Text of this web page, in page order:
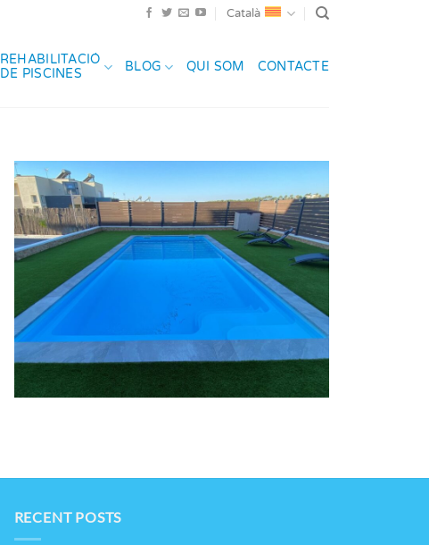
Català
REHABILITACIÓ
DE PISCINES
BLOG QUI SOM CONTACTE
RECENT POSTS